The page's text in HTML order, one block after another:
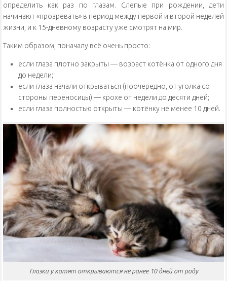
определить как раз по глазам. Слепые при рождении, дети
начинают «прозревать» в период между первой и второй неделей
жизни, и к 15-дневному возрасту уже смотрят на мир.
Таким образом, поначалу всё очень просто:
если глаза плотно закрыты — возраст котёнка от одного дня
до недели;
если глаза начали открываться (поочерёдно, от уголка со
стороны переносицы) — крохе от недели до десяти дней;
если глаза полностью открыты — котёнку не менее 10 дней.
Глазки у котят открываются не ранее 10 дней от роду